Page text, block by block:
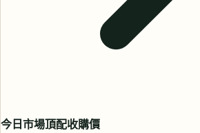
今日市場頂配收購價